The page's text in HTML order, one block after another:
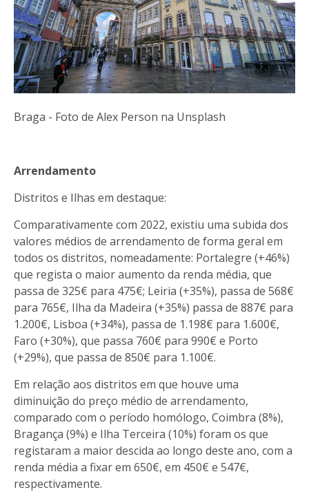
Braga - Foto de Alex Person na Unsplash
Arrendamento
Distritos e Ilhas em destaque:
Comparativamente com 2022, existiu uma subida dos
valores médios de arrendamento de forma geral em
todos os distritos, nomeadamente: Portalegre (+46%)
que regista o maior aumento da renda média, que
passa de 325€ para 475€; Leiria (+35%), passa de 568€
para 765€, Ilha da Madeira (+35%) passa de 887€ para
1.200€, Lisboa (+34%), passa de 1.198€ para 1.600€,
Faro (+30%), que passa 760€ para 990€ e Porto
(+29%), que passa de 850€ para 1.100€.
Em relação aos distritos em que houve uma
diminuição do preço médio de arrendamento,
comparado com o período homólogo, Coimbra (8%),
Bragança (9%) e Ilha Terceira (10%) foram os que
registaram a maior descida ao longo deste ano, com a
renda média a fixar em 650€, em 450€ e 547€,
respectivamente.